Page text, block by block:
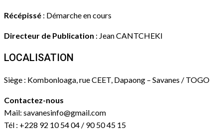
Récépissé : Démarche en cours
Directeur de Publication : Jean CANTCHEKI
LOCALISATION
Siège : Kombonloaga, rue CEET, Dapaong – Savanes / TOGO
Contactez-nous
Mail: savanesinfo@gmail.com
Tél : +228 92 10 54 04 / 90 50 45 15